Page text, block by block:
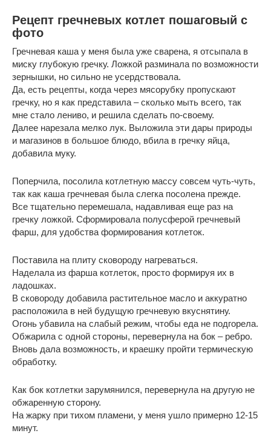
Рецепт гречневых котлет пошаговый с
фото
Гречневая каша у меня была уже сварена, я отсыпала в
миску глубокую гречку. Ложкой разминала по возможности
зернышки, но сильно не усердствовала.
Да, есть рецепты, когда через мясорубку пропускают
гречку, но я как представила – сколько мыть всего, так
мне стало лениво, и решила сделать по-своему.
Далее нарезала мелко лук. Выложила эти дары природы
и магазинов в большое блюдо, вбила в гречку яйца,
добавила муку.
Поперчила, посолила котлетную массу совсем чуть-чуть,
так как каша гречневая была слегка посолена прежде.
Все тщательно перемешала, надавливая еще раз на
гречку ложкой. Сформировала полусферой гречневый
фарш, для удобства формирования котлеток.
Поставила на плиту сковороду нагреваться.
Наделала из фарша котлеток, просто формируя их в
ладошках.
В сковороду добавила растительное масло и аккуратно
расположила в ней будущую гречневую вкуснятину.
Огонь убавила на слабый режим, чтобы еда не подгорела.
Обжарила с одной стороны, перевернула на бок – ребро.
Вновь дала возможность, и краешку пройти термическую
обработку.
Как бок котлетки зарумянился, перевернула на другую не
обжаренную сторону.
На жарку при тихом пламени, у меня ушло примерно 12-15
минут.